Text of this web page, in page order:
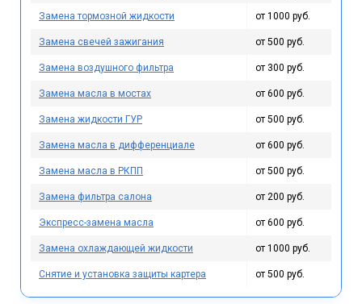
Замена тормозной жидкости от 1000 руб.
Замена свечей зажигания от 500 руб.
Замена воздушного фильтра от 300 руб.
Замена масла в мостах от 600 руб.
Замена жидкости ГУР от 500 руб.
Замена масла в дифференциале от 600 руб.
Замена масла в РКПП от 500 руб.
Замена фильтра салона от 200 руб.
Экспресс-замена масла от 600 руб.
Замена охлаждающей жидкости от 1000 руб.
Снятие и установка защиты картера от 500 руб.